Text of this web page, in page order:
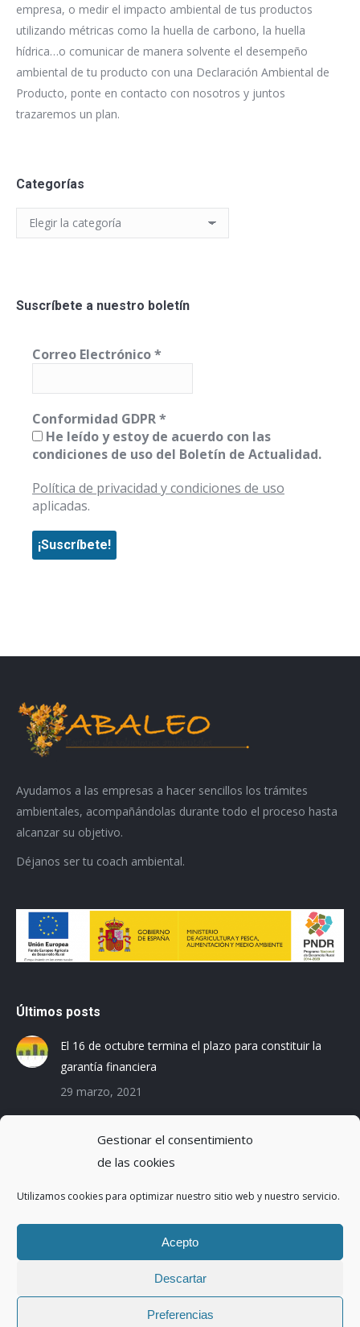
Gestionar el consentimiento
de las cookies
Utilizamos cookies para optimizar nuestro sitio web y nuestro servicio.
Acepto
Descartar
Preferencias
empresa, o medir el impacto ambiental de tus productos
utilizando métricas como la huella de carbono, la huella
hídrica…o comunicar de manera solvente el desempeño
ambiental de tu producto con una Declaración Ambiental de
Producto, ponte en contacto con nosotros y juntos
trazaremos un plan.
Categorías
Categorías
Suscríbete a nuestro boletín
Correo Electrónico*
Conformidad GDPR*
He leído y estoy de acuerdo con las
condiciones de uso del Boletín de Actualidad.
Política de privacidad y condiciones de uso
aplicadas.
Ayudamos a las empresas a hacer sencillos los trámites
ambientales, acompañándolas durante todo el proceso hasta
alcanzar su objetivo.
Déjanos ser tu coach ambiental.
Últimos posts
El 16 de octubre termina el plazo para constituir la
garantía financiera
29 marzo, 2021
de la Huella de Carbono
3 diciembre, 2019
Reduciendo la Huella Hídrica en una planta de
montaje de coches
Copyright ©2017 | Abaleo S.L. | Todos los derechos reservados.